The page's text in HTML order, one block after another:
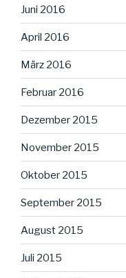
Juni 2016
April 2016
März 2016
Februar 2016
Dezember 2015
November 2015
Oktober 2015
September 2015
August 2015
Juli 2015